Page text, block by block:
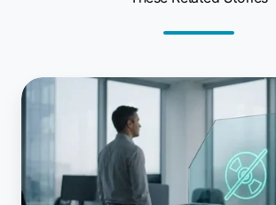
Warum
Teams
ezeep
entscheiden: